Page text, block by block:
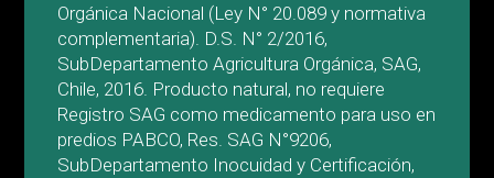
Orgánica Nacional (Ley N° 20.089 y normativa
complementaria). D.S. N° 2/2016,
SubDepartamento Agricultura Orgánica, SAG,
Chile, 2016. Producto natural, no requiere
Registro SAG como medicamento para uso en
predios PABCO, Res. SAG N°9206,
SubDepartamento Inocuidad y Certificación,